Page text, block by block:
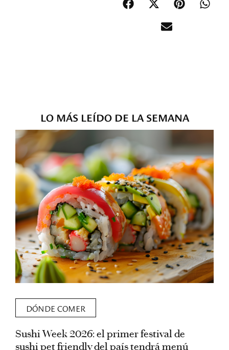
LO MÁS LEÍDO DE LA SEMANA
DÓNDE COMER
Sushi Week 2026: el primer festival de
sushi pet friendly del país tendrá menú